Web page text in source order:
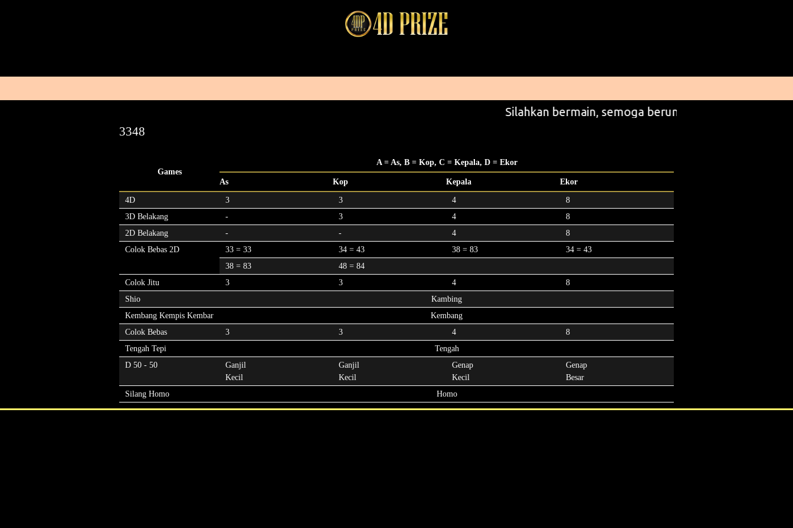
Silahkan bermain, semoga beruntung
3348
Games
A = As, B = Kop, C = Kepala, D = Ekor
As Kop Kepala Ekor
4D 3 3 4
8
3D Belakang
- 3 4
8
2D Belakang
- - 4
8
Colok Bebas 2D
33 = 33 34 = 43 38 = 83
34 = 43
38 = 83
48 = 84
Colok Jitu
3 3 4
8
Shio
Kambing
Kembang Kempis Kembar
Kembang
Colok Bebas
3 3 4
8
Tengah Tepi
Tengah
D 50 - 50
Ganjil
Kecil
Ganjil
Kecil
Genap
Kecil
Genap
Besar
Silang Homo
Homo